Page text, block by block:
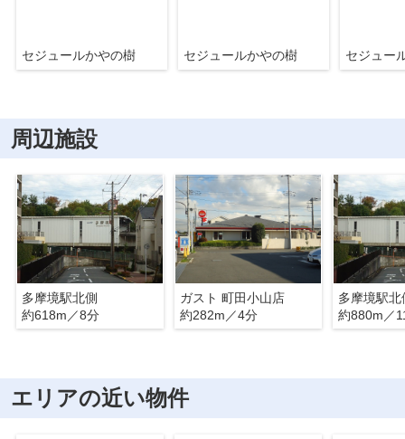
セジュールかやの樹 セジュールかやの樹 セジュー
周辺施設
多摩境駅北側
約618m／8分
ガスト 町田小山店
約282m／4分
多摩境駅北
約880m／
エリアの近い物件